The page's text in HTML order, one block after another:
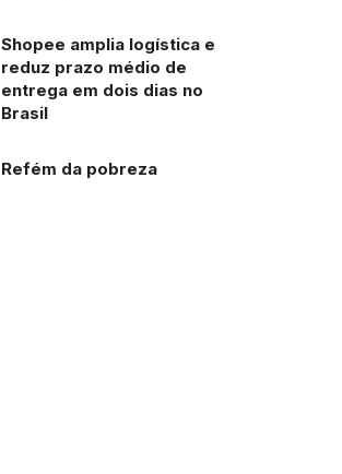
Shopee amplia logística e
reduz prazo médio de
entrega em dois dias no
Brasil
Refém da pobreza